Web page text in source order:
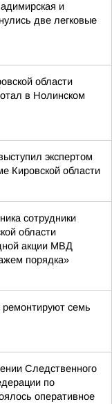
и
две легковые
области
в Нолинском
экспертом
Кировской области
сотрудники
области
акции МВД
порядка»
ремонтируют семь
Следственного
по
оперативное